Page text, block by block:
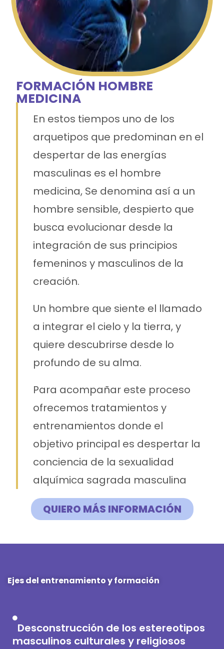
FORMACIÓN HOMBRE
MEDICINA
En estos tiempos uno de los
arquetipos que predominan en el
despertar de las energías
masculinas es el hombre
medicina, Se denomina así a un
hombre sensible, despierto que
busca evolucionar desde la
integración de sus principios
femeninos y masculinos de la
creación.
Un hombre que siente el llamado
a integrar el cielo y la tierra, y
quiere descubrirse desde lo
profundo de su alma.
Para acompañar este proceso
ofrecemos tratamientos y
entrenamientos donde el
objetivo principal es despertar la
conciencia de la sexualidad
alquímica sagrada masculina
QUIERO MÁS INFORMACIÓN
Ejes del entrenamiento y formación
Desconstrucción de los estereotipos
masculinos culturales y religiosos